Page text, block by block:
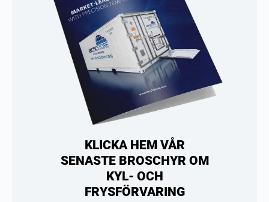
KLICKA HEM VÅR
SENASTE BROSCHYR OM
KYL- OCH
FRYSFÖRVARING